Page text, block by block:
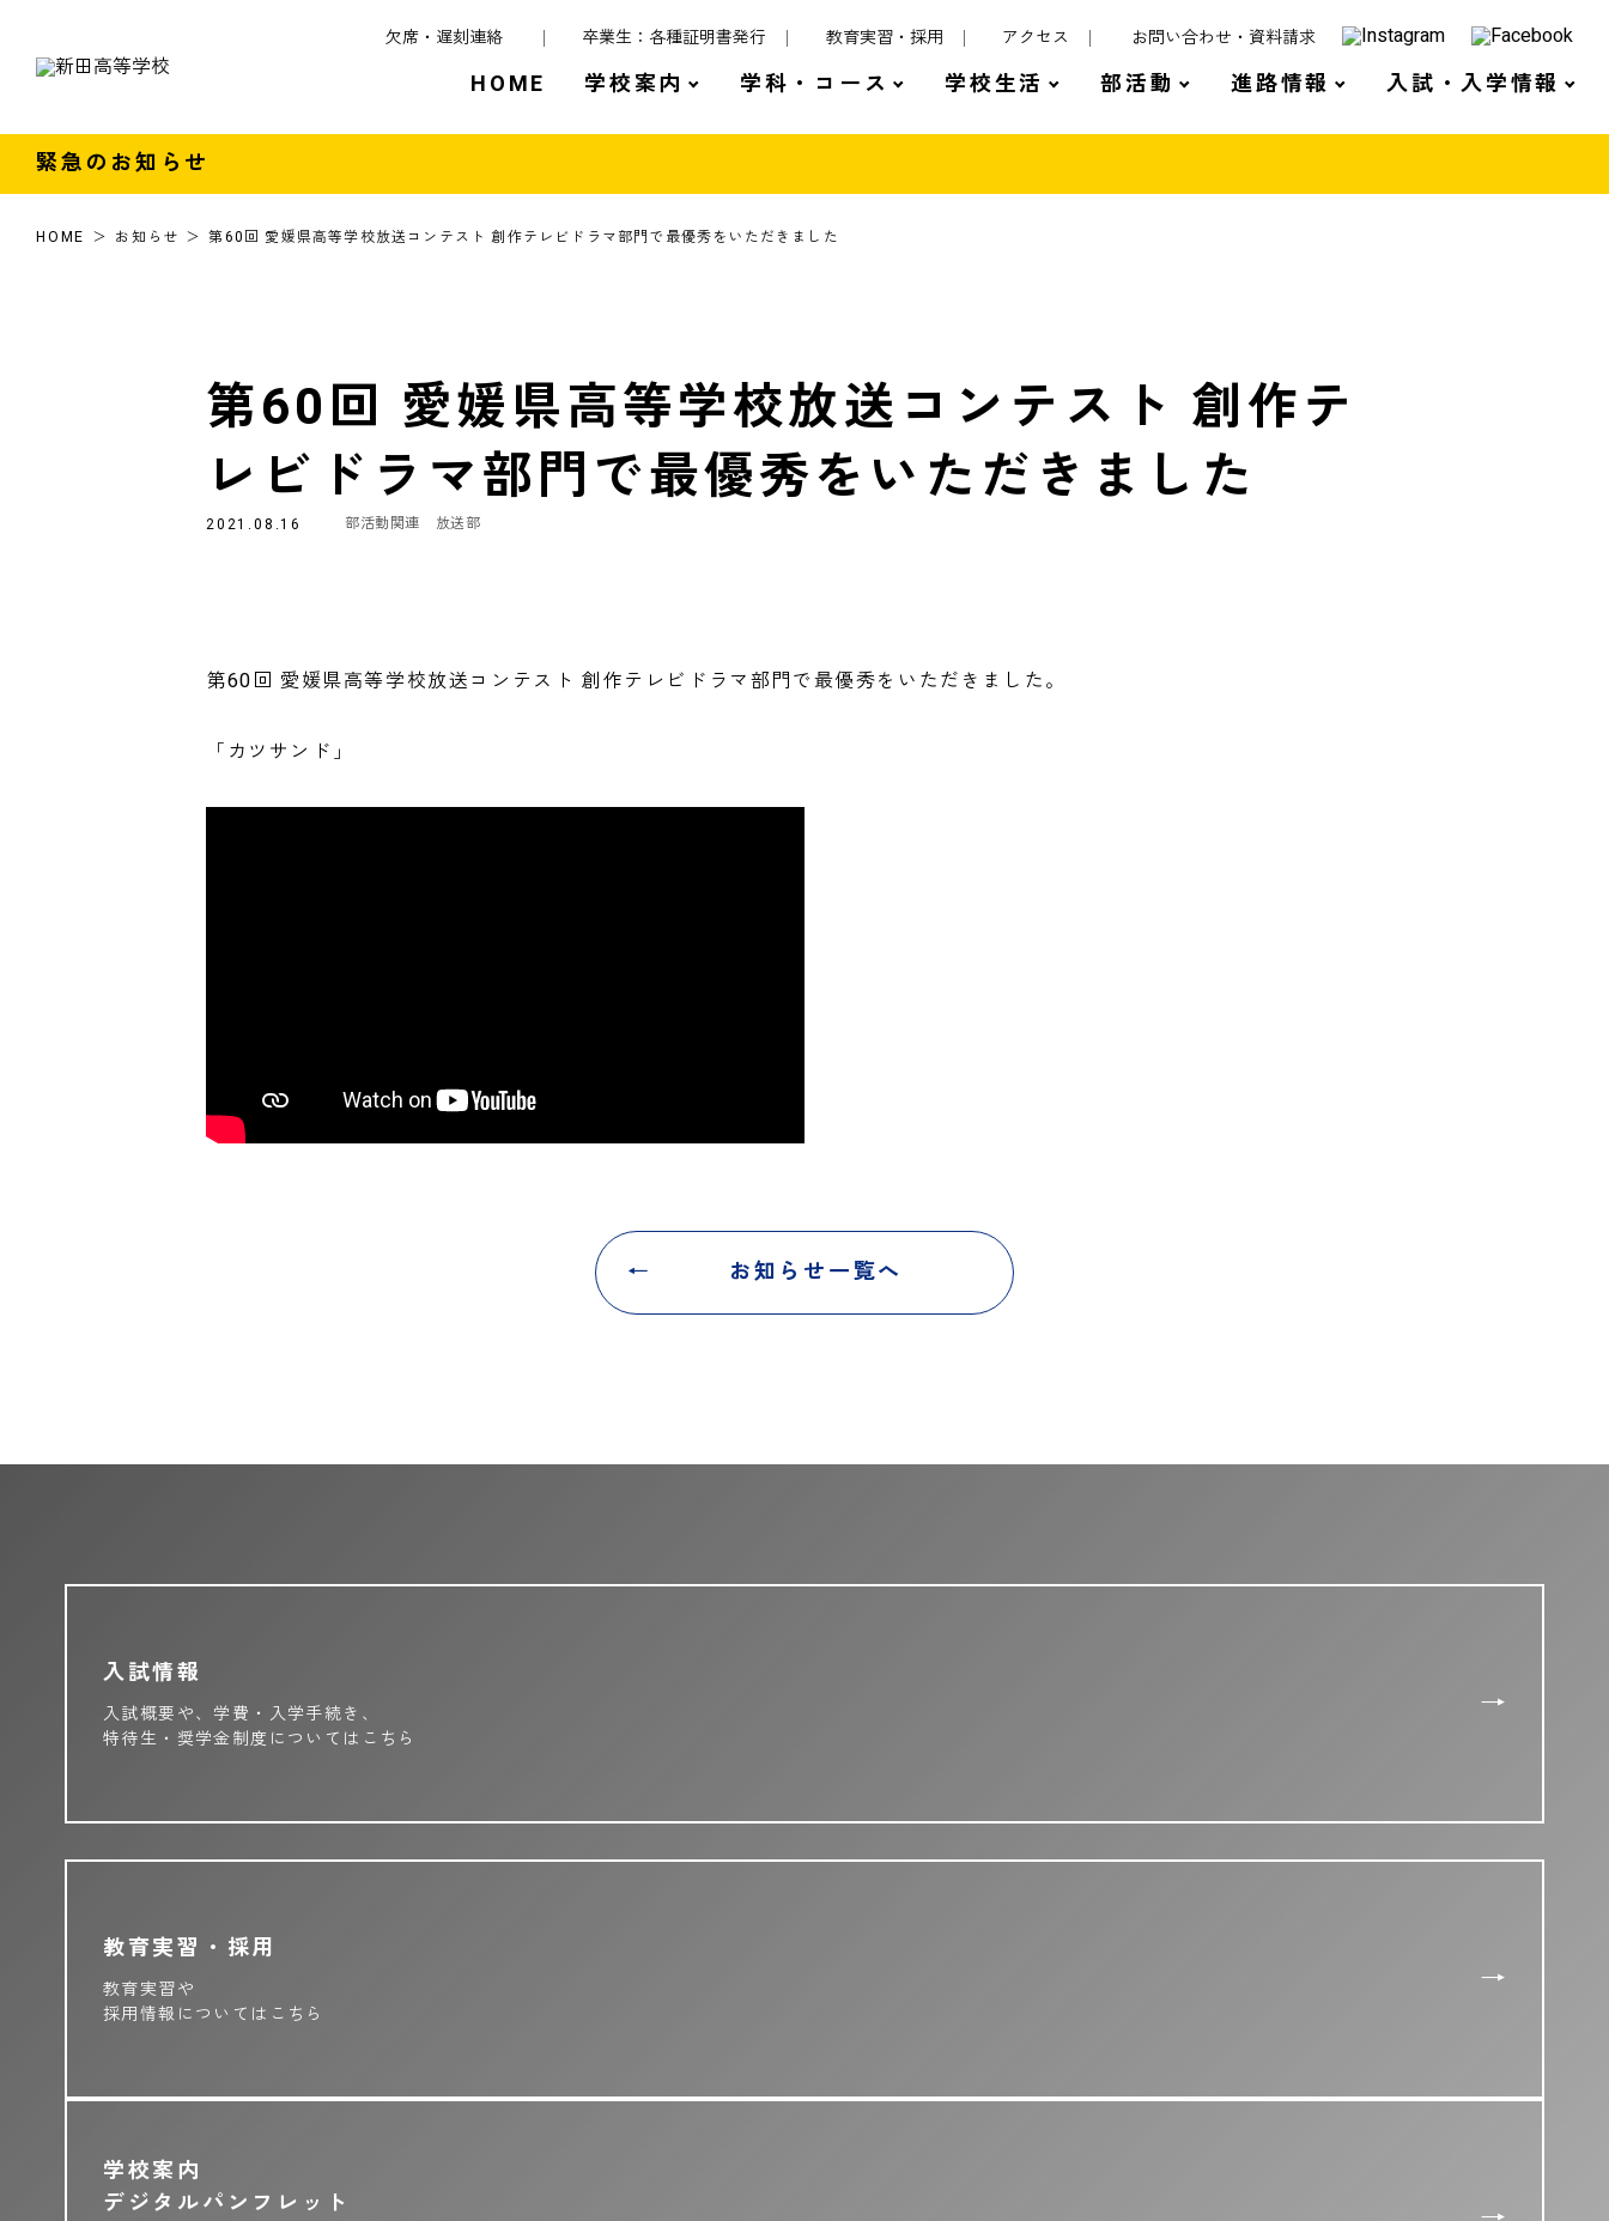
欠席・遅刻連絡 卒業生：各種証明書発行 教育実習・採用 アクセス お問い合わせ・資料請求
HOME 学校案内 学科・コース 学校生活 部活動 進路情報 入試・入学情報
緊急のお知らせ
HOME お知らせ 第60回 愛媛県高等学校放送コンテスト 創作テレビドラマ部門で最優秀をいただきました
第60回 愛媛県高等学校放送コンテスト 創作テ
レビドラマ部門で最優秀をいただきました
2021.08.16 部活動関連 放送部
第60回 愛媛県高等学校放送コンテスト 創作テレビドラマ部門で最優秀をいただきました。
「カツサンド」
お知らせ一覧へ
入試情報
入試概要や、学費・入学手続き、
特待生・奨学金制度についてはこちら
教育実習・採用
教育実習や
採用情報についてはこちら
学校案内
デジタルパンフレット